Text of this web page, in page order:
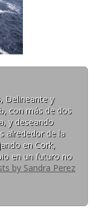
Delineante y
con más de dos
y deseando
alrededor de la
en Cork,
en un futuro no
by Sandra Perez